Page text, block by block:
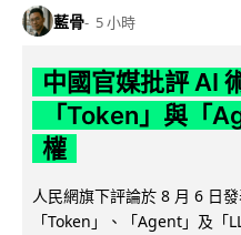
藍骨 5 小時
中國官媒批評 AI
「Token」與「
權
人民網旗下評論於 8 月 6 日
「Token」、「Agent」及「